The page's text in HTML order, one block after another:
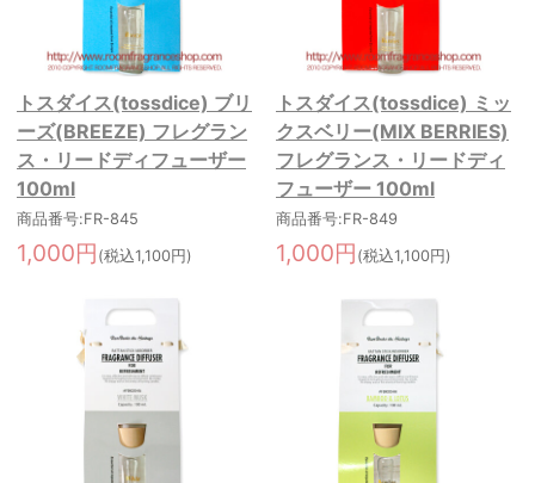
トスダイス(tossdice) ブリ
ーズ(BREEZE) フレグラン
ス・リードディフューザー
100ml
商品番号:FR-845
1,000円 (税込1,100円)
トスダイス(tossdice) ミッ
クスベリー(MIX BERRIES)
フレグランス・リードディ
フューザー 100ml
商品番号:FR-849
1,000円 (税込1,100円)